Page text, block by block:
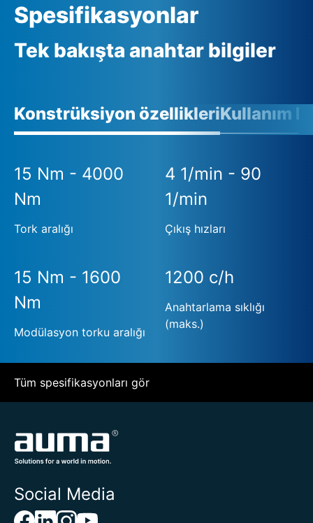
Spesifikasyonlar
Tek bakışta anahtar bilgiler
Konstrüksiyon özellikleriKullanım
15 Nm - 4000
Nm
Tork aralığı
4 1/min - 90
1/min
Çıkış hızları
15 Nm - 1600
Nm
Modülasyon torku aralığı
1200 c/h
Anahtarlama sıklığı
(maks.)
Tüm spesifikasyonları gör
Social Media